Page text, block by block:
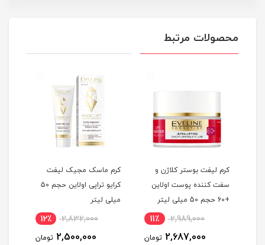
محصولات مرتبط
کرم لیفت بوستر کلاژن و
سفت کننده پوست اولاین
+60 حجم 50 میلی لیتر
2,989,000 11٪
2,687,000 تومان
کرم ماسک مجیک لیفت
کرایو تراپی اولاین حجم 50
میلی لیتر
2,832,000 12٪
2,500,000 تومان